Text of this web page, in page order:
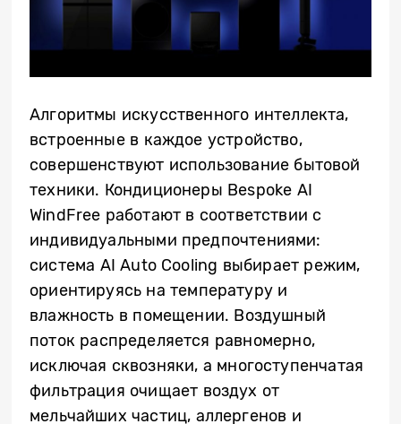
Алгоритмы искусственного интеллекта,
встроенные в каждое устройство,
совершенствуют использование бытовой
техники. Кондиционеры Bespoke AI
WindFree работают в соответствии с
индивидуальными предпочтениями:
система AI Auto Cooling выбирает режим,
ориентируясь на температуру и
влажность в помещении. Воздушный
поток распределяется равномерно,
исключая сквозняки, а многоступенчатая
фильтрация очищает воздух от
мельчайших частиц, аллергенов и